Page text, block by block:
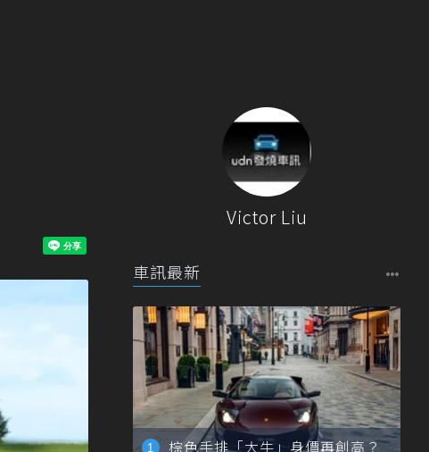
Victor Liu
車訊最新
棕色手排「大牛」身價再創高？